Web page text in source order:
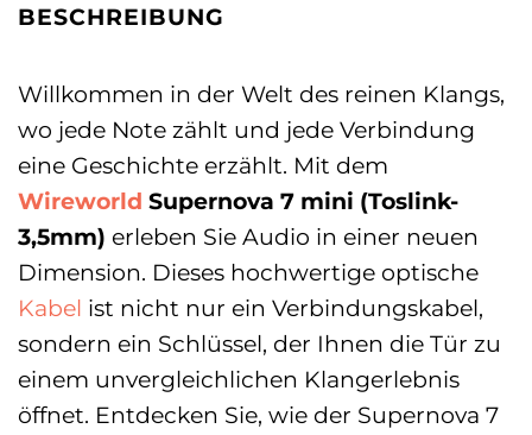
BESCHREIBUNG
Willkommen in der Welt des reinen Klangs,
wo jede Note zählt und jede Verbindung
eine Geschichte erzählt. Mit dem
Wireworld Supernova 7 mini (Toslink-
3,5mm) erleben Sie Audio in einer neuen
Dimension. Dieses hochwertige optische
Kabel ist nicht nur ein Verbindungskabel,
sondern ein Schlüssel, der Ihnen die Tür zu
einem unvergleichlichen Klangerlebnis
öffnet. Entdecken Sie, wie der Supernova 7